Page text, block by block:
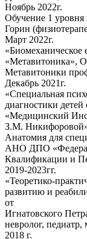
Ноябрь 2022г.
Обучение 1
Горин
Март 2022г.
«Биомеханическое
«Метавитоника»,
Метавитоники
Декабрь 2021г.
«Специальная
диагностики
«Медицинский
З.М.
Анатомия для
АНО ДПО
Квалификации и
2019-2023гг.
«Теоретико-
развитию и
от
Игнатовского
невролог, педиатр,
2018 г.